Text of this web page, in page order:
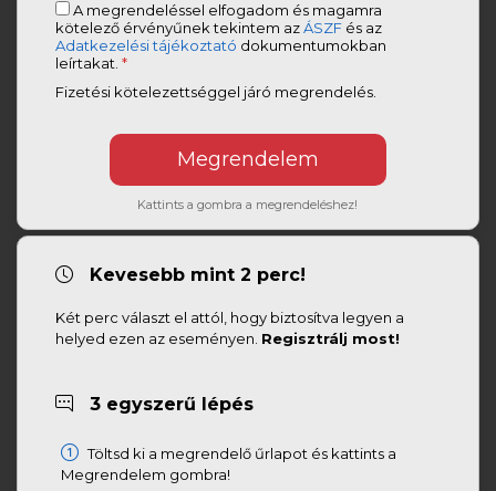
A megrendeléssel elfogadom és magamra
kötelező érvényűnek tekintem azÁSZF és az
Adatkezelési tájékoztató dokumentumokban
leírtakat.*
Fizetési kötelezettséggel járó megrendelés.
Kattints a gombra a megrendeléshez!
Kevesebb mint 2 perc!
Két perc választ el attól, hogy biztosítva legyen a
helyed ezen az eseményen. Regisztrálj most!
3 egyszerű lépés
Töltsd ki a megrendelő űrlapot és kattints a
Megrendelem gombra!